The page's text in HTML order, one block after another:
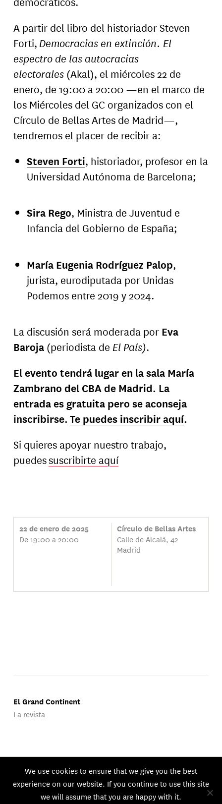
A partir del libro del historiador Steven
Forti, Democracias en extinción. El
espectro de las autocracias
electorales (Akal), el miércoles 22 de
enero, de 19:00 a 20:00 —en el marco de
los Miércoles del GC organizados con el
Círculo de Bellas Artes de Madrid—,
tendremos el placer de recibir a:
Steven Forti, historiador, profesor en la
Universidad Autónoma de Barcelona;
Sira Rego, Ministra de Juventud e
Infancia del Gobierno de España;
María Eugenia Rodríguez Palop,
jurista, eurodiputada por Unidas
Podemos entre 2019 y 2024.
La discusión será moderada por Eva
Baroja (periodista de El País).
El evento tendrá lugar en la sala María
Zambrano del CBA de Madrid. La
entrada es gratuita pero se aconseja
inscribirse.Te puedes inscribir aquí.
Si quieres apoyar nuestro trabajo,
puedessuscribirte aquí
22 de enero de 2025
De 19:00 a 20:00
Círculo de Bellas Artes
Calle de Alcalá, 42
Madrid
El Grand Continent
La revista
© 2026 GEG. Todos los derechos reservados.
We use cookies to ensure that we give you the best
experience on our website. If you continue to use this site
we will assume that you are happy with it.